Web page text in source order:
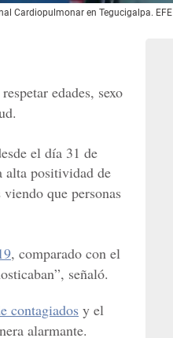
Cardiopulmonar en Tegucigalpa. EFE
edades, sexo
el día 31 de
alta positividad de
que personas
, comparado con el
señaló.
contagiados y el
alarmante.